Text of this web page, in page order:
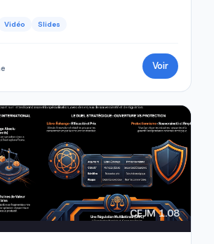
Vidéo Slides
Voir
CEJM 1.08